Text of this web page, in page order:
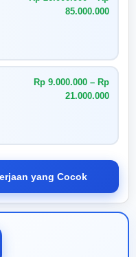
85.000.000
Rp 9.000.000 – Rp
21.000.000
yang Cocok